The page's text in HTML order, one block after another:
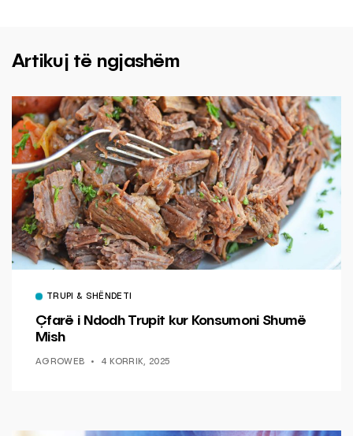
Artikuj të ngjashëm
TRUPI & SHËNDETI
Çfarë i Ndodh Trupit kur Konsumoni Shumë
Mish
AGROWEB 4 KORRIK, 2025